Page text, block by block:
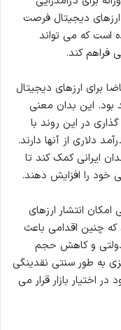
ارزهای دیجیتال فرصت
است که می تواند
فراهم کند.
برای ارزهای دیجیتال
بود. این بدان معنی
در این روند با
دلاری از آنها دارند.
ایرانی کمک کند تا
خود را افزایش دهند.
انتشار ارزهای
چنین اقدامی باعث
دولتی و کاهش حجم
به طور سنتی نقدینگی
اختیار بازار قرار می